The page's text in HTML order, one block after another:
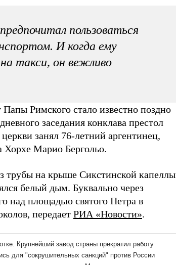
пользоваться
И когда ему
такси, он вежливо
Римского стало известно поздно
заседания конклава престол
занял 76-летний аргентинец,
Хорхе Марио Бергольо.
трубы на крыше Сикстинской капеллы
белый дым. Буквально через
над площадью святого Петра в
передает РИА «Новости».